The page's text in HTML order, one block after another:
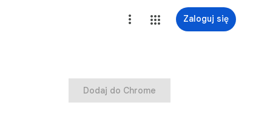
Zaloguj się
Dodaj do Chrome